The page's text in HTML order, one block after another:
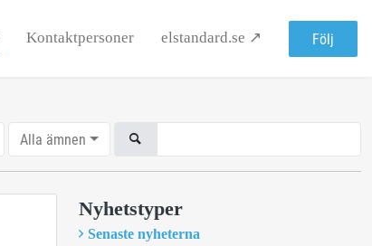
Kontaktpersoner elstandard.se ↗ Följ
Alla ämnen
Nyhetstyper
Senaste nyheterna